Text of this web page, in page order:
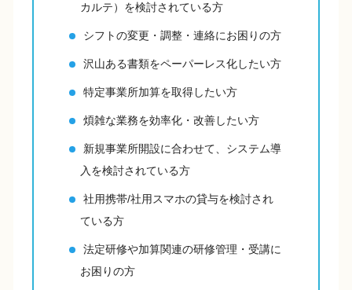
カルテ）を検討されている方
シフトの変更・調整・連絡にお困りの方
沢山ある書類をペーパーレス化したい方
特定事業所加算を取得したい方
煩雑な業務を効率化・改善したい方
新規事業所開設に合わせて、システム導
入を検討されている方
社用携帯/社用スマホの貸与を検討され
ている方
法定研修や加算関連の研修管理・受講に
お困りの方